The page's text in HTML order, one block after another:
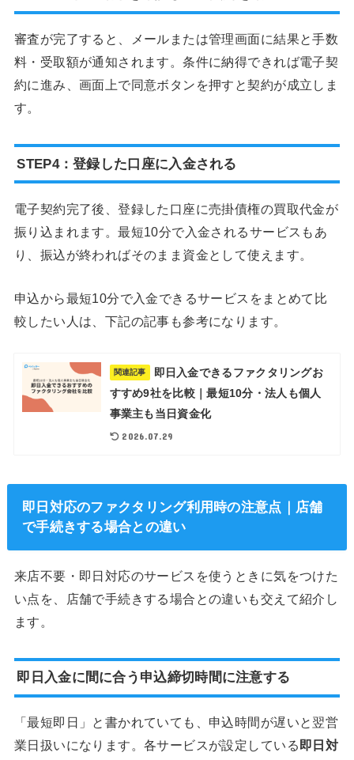
審査が完了すると、メールまたは管理画面に結果と手数
料・受取額が通知されます。条件に納得できれば電子契
約に進み、画面上で同意ボタンを押すと契約が成立しま
す。
STEP4：登録した口座に入金される
電子契約完了後、登録した口座に売掛債権の買取代金が
振り込まれます。最短10分で入金されるサービスもあ
り、振込が終わればそのまま資金として使えます。
申込から最短10分で入金できるサービスをまとめて比
較したい人は、下記の記事も参考になります。
関連記事
即日入金できるファクタリングお
すすめ9社を比較｜最短10分・法人も個人
事業主も当日資金化
2026.07.29
即日対応のファクタリング利用時の注意点｜店舗
で手続きする場合との違い
来店不要・即日対応のサービスを使うときに気をつけた
い点を、店舗で手続きする場合との違いも交えて紹介し
ます。
即日入金に間に合う申込締切時間に注意する
「最短即日」と書かれていても、申込時間が遅いと翌営
業日扱いになります。各サービスが設定している 即日対